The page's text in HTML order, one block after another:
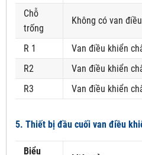
Chỗ
trống
Không có van
R 1
Van điều khiển
R2
Van điều khiển
R3
Van điều khiển
5. Thiết bị đầu cuối van điều
Biểu